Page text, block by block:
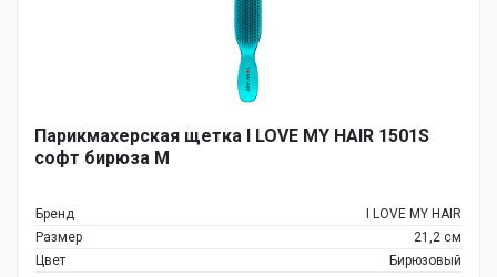
Парикмахерская щетка I LOVE MY HAIR 1501S
софт бирюза M
Бренд
I LOVE MY HAIR
Размер
21,2 см
Цвет
Бирюзовый